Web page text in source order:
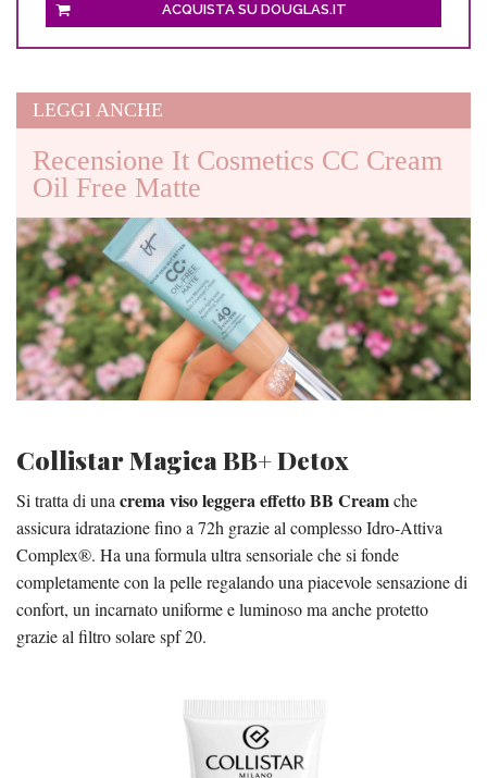
ACQUISTA SU DOUGLAS.IT
LEGGI ANCHE
Recensione It Cosmetics CC Cream
Oil Free Matte
Collistar Magica BB+ Detox
Si tratta di una crema viso leggera effetto BB Creamche
assicura idratazione fino a 72h grazie al complesso Idro-Attiva
Complex®. Ha una formula ultra sensoriale che si fonde
completamente con la pelle regalando una piacevole sensazione di
confort, un incarnato uniforme e luminoso ma anche protetto
grazie al filtro solare spf 20.